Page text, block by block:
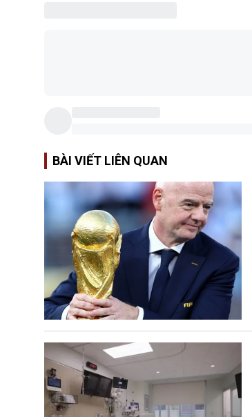
BÀI VIẾT LIÊN QUAN